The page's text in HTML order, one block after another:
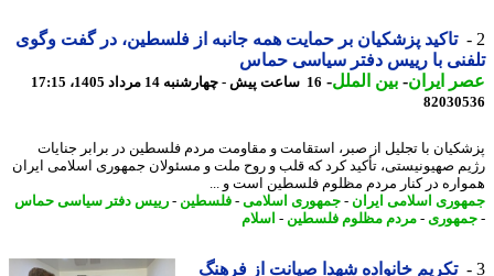
تاکید پزشکیان بر حمایت همه جانبه از فلسطین، در گفت وگوی
با رییس دفتر سیاسی حماس
ایران- بین الملل-16 ساعت پیش - چهارشنبه 14 مرداد 1405، 17:15
با تجلیل از صبر، استقامت و مقاومت مردم فلسطین در برابر جنایات
صهیونیستی، تأکید کرد که قلب و روح ملت و مسئولان جمهوری اسلامی ایران
در کنار مردم مظلوم فلسطین است و ...
اسلامی ایران - جمهوری اسلامی-فلسطین-رییس دفتر سیاسی حماس
- مردم مظلوم فلسطین-اسلام
تکریم خانواده شهدا صیانت از فرهنگ